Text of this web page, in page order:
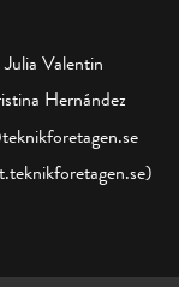
Valentin
Hernández